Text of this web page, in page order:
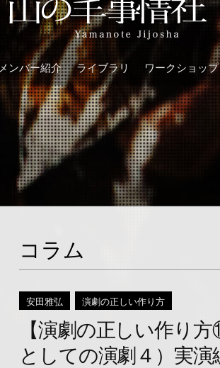
メンバー紹介 ライブラリ ワークショップ
コラム
安田雅弘 演劇の正しい作り方
【演劇の正しい作り
としての演劇４）実